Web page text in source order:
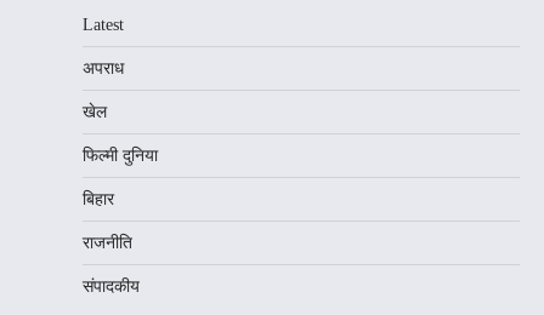
Latest
अपराध
खेल
फिल्मी दुनिया
बिहार
राजनीति
संपादकीय